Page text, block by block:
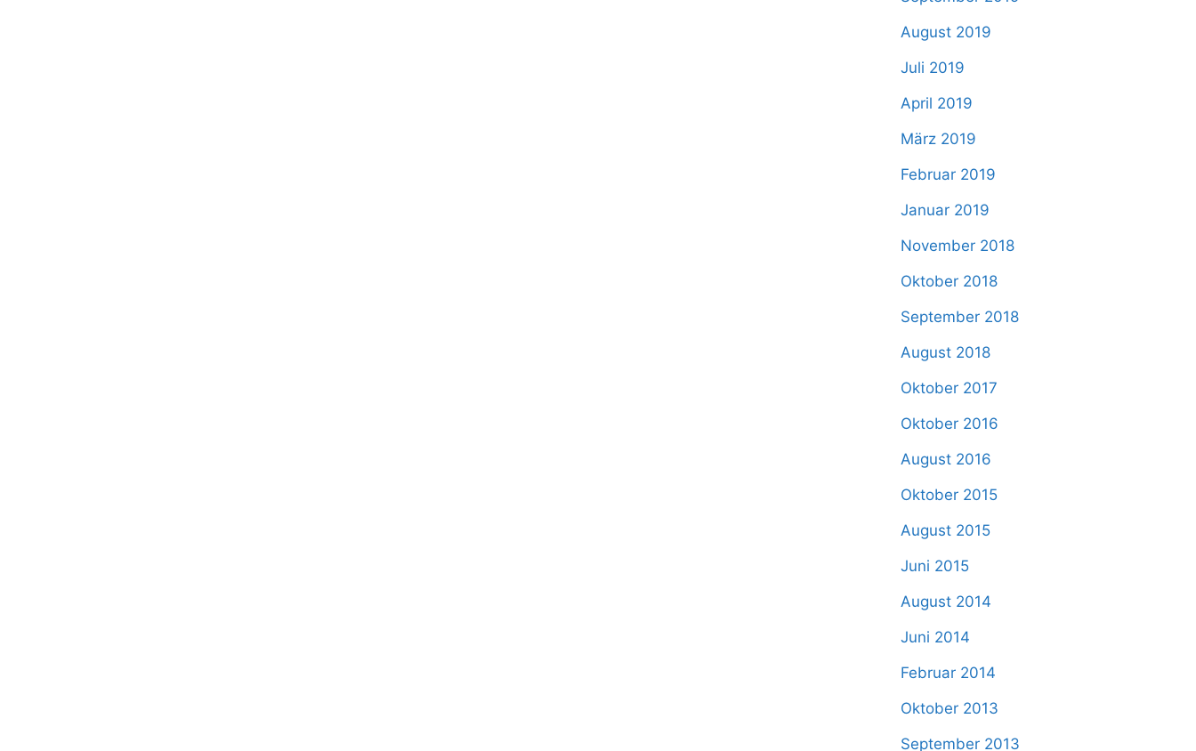
August 2019
Juli 2019
April 2019
März 2019
Februar 2019
Januar 2019
November 2018
Oktober 2018
September 2018
August 2018
Oktober 2017
Oktober 2016
August 2016
Oktober 2015
August 2015
Juni 2015
August 2014
Juni 2014
Februar 2014
Oktober 2013
September 2013